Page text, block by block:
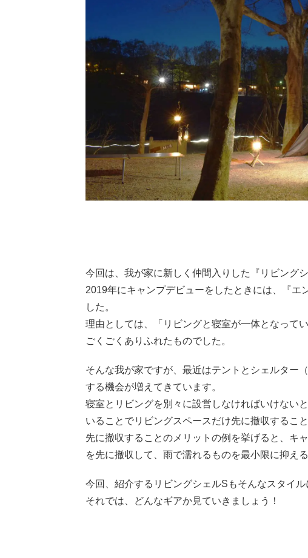
今回は、我が家に新しく仲間入りした『リビング
2019年にキャンプデビューをしたときには、『エ
した。
理由としては、「リビングと寝室が一体となって
ごくごくありふれたものでした。
そんな我が家ですが、最近はテントとシェルター
する機会が増えてきています。
寝室とリビングを別々に設営しなければいけない
いることでリビングスペースだけ先に撤収すること
先に撤収することのメリットの例を挙げると、キ
を先に撤収して、雨で濡れるものを最小限に抑え
今回、紹介するリビングシェルSもそんなスタイル
それでは、どんなギアか見ていきましょう！